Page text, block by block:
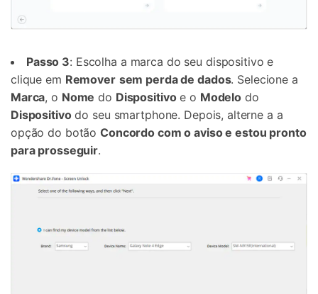
Passo 3: Escolha a marca do seu dispositivo e
clique em Remover sem perda de dados. Selecione a
Marca, o Nome do Dispositivoe o Modelo do
Dispositivodo seu smartphone. Depois, alterne a a
opção do botãoConcordo com o aviso e estou pronto
para prosseguir.